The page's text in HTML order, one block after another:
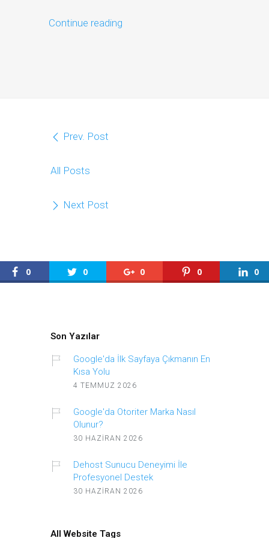
Continue reading
Prev. Post
All Posts
Next Post
0 0 0 0 0
Son Yazılar
Google'da İlk Sayfaya Çıkmanın En
Kısa Yolu
4 TEMMUZ 2026
Google'da Otoriter Marka Nasıl
Olunur?
30 HAZIRAN 2026
Dehost Sunucu Deneyimi İle
Profesyonel Destek
30 HAZIRAN 2026
All Website Tags